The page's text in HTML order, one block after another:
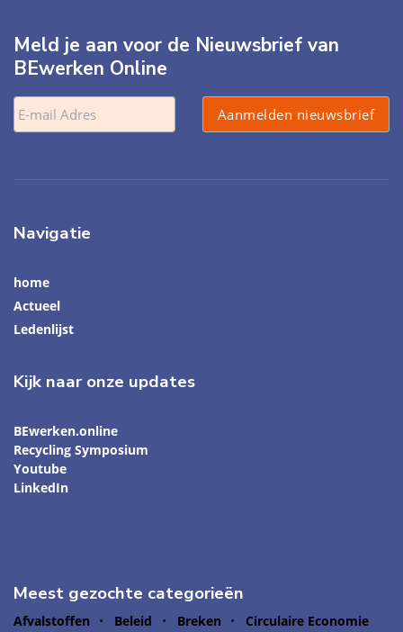
Meld je aan voor de Nieuwsbrief van
BEwerken Online
Navigatie
home
Actueel
Ledenlijst
Kijk naar onze updates
BEwerken.online
Recycling Symposium
Youtube
LinkedIn
Meest gezochte categorieën
Afvalstoffen Beleid Breken
Circulaire Economie